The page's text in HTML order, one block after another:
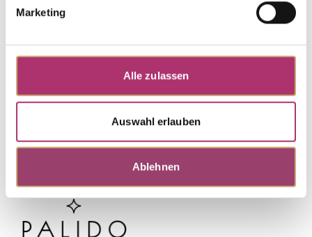
Marketing
Alle zulassen
Auswahl erlauben
Ablehnen
Discover more pieces.